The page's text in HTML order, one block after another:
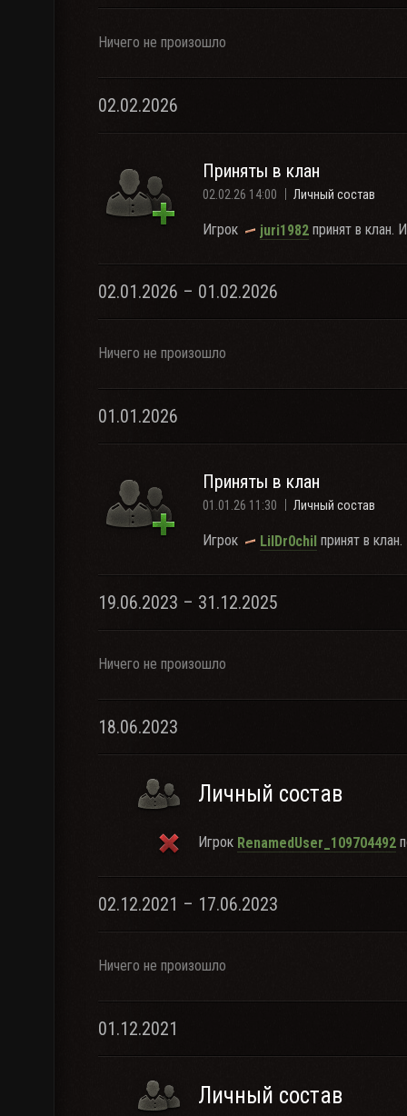
Ничего не произошло
02.02.2026
Приняты в клан
02.02.26 14:00 Личный состав
Игрок juri1982 принят в клан.
02.01.2026 – 01.02.2026
Ничего не произошло
01.01.2026
Приняты в клан
01.01.26 11:30 Личный состав
Игрок LilDr0chil принят в клан.
19.06.2023 – 31.12.2025
Ничего не произошло
18.06.2023
Личный состав
Игрок RenamedUser_109704492
02.12.2021 – 17.06.2023
Ничего не произошло
01.12.2021
Личный состав